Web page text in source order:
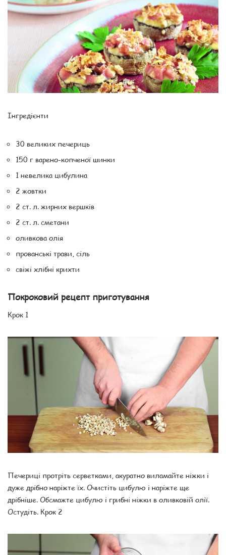
Інгредієнти
30 великих печериць
150 г варено-копченої шинки
1 невелика цибулина
2 жовтки
2 ст. л. жирних вершків
2 ст. л. сметани
оливкова олія
прованські трави, сіль
свіжі хлібні крихти
Покроковий рецепт приготування
Крок 1
Печериці протріть серветками, акуратно виламайте ніжки і
дуже дрібно наріжте їх. Очистіть цибулю і наріжте ще
дрібніше. Обсмажте цибулю і грибні ніжки в оливковій олії.
Остудіть. Крок 2